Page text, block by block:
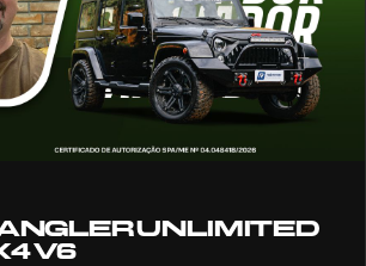
UNLIMITED
V6